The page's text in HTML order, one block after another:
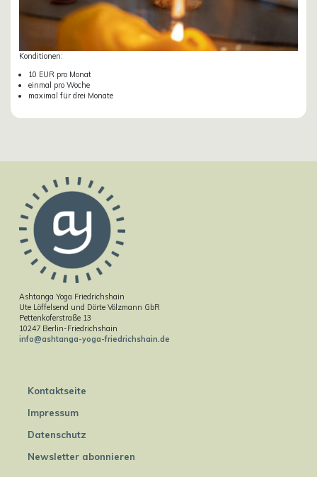
Konditionen:
10 EUR pro Monat
einmal pro Woche
maximal für drei Monate
Ashtanga Yoga Friedrichshain
Ute Löffelsend und Dörte Völzmann GbR
Pettenkoferstraße 13
10247 Berlin-Friedrichshain
info@ashtanga-yoga-friedrichshain.de
Kontaktseite
Impressum
Datenschutz
Newsletter abonnieren